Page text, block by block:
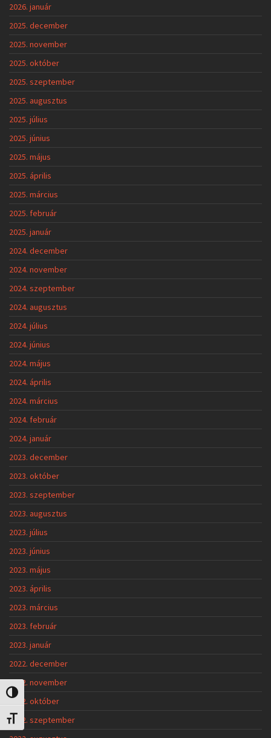
Nagy kontraszt váltása
Betűméret váltása
2026. január
2025. december
2025. november
2025. október
2025. szeptember
2025. augusztus
2025. július
2025. június
2025. május
2025. április
2025. március
2025. február
2025. január
2024. december
2024. november
2024. szeptember
2024. augusztus
2024. július
2024. június
2024. május
2024. április
2024. március
2024. február
2024. január
2023. december
2023. október
2023. szeptember
2023. augusztus
2023. július
2023. június
2023. május
2023. április
2023. március
2023. február
2023. január
2022. december
2022. november
2022. október
2022. szeptember